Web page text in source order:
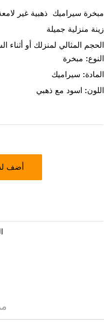
مبخرة سيراميك ذهبية غير
زينة منزلية جميلة
الحجم المثالي لمنزلك أو أثناء
النوع: مبخرة
المادة: سيراميك
اللون: اسود مع ذهبي
أضف